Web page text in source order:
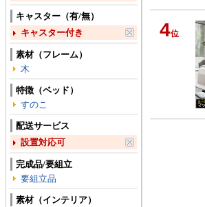
4位
キャスター（有/無）
キャスター付き
素材（フレーム）
木
特徴（ベッド）
すのこ
配送サービス
設置対応可
完成品/要組立
要組立品
素材（インテリア）